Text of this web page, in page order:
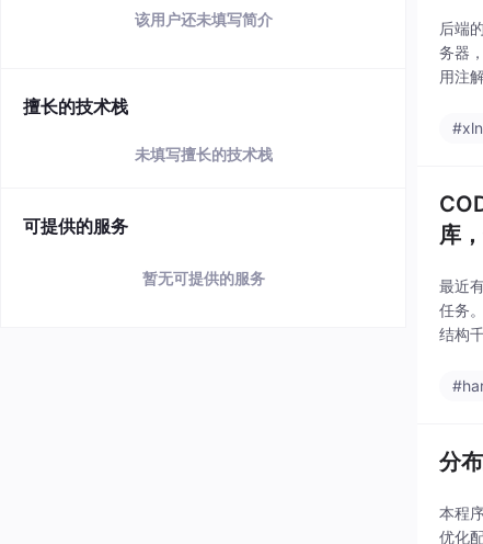
该用户还未填写简介
擅长的技术栈
未填写擅长的技术栈
可提供的服务
暂无可提供的服务
后端
务器
用注
库
最近
任务
结构
士军
分
本程
优化